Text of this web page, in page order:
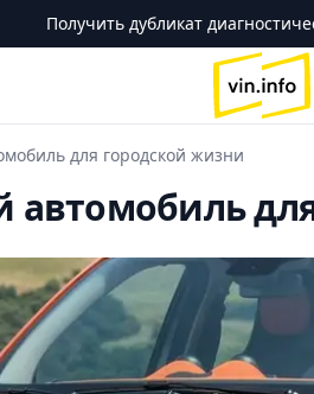
Получить дубликат
logo
для городской жизни